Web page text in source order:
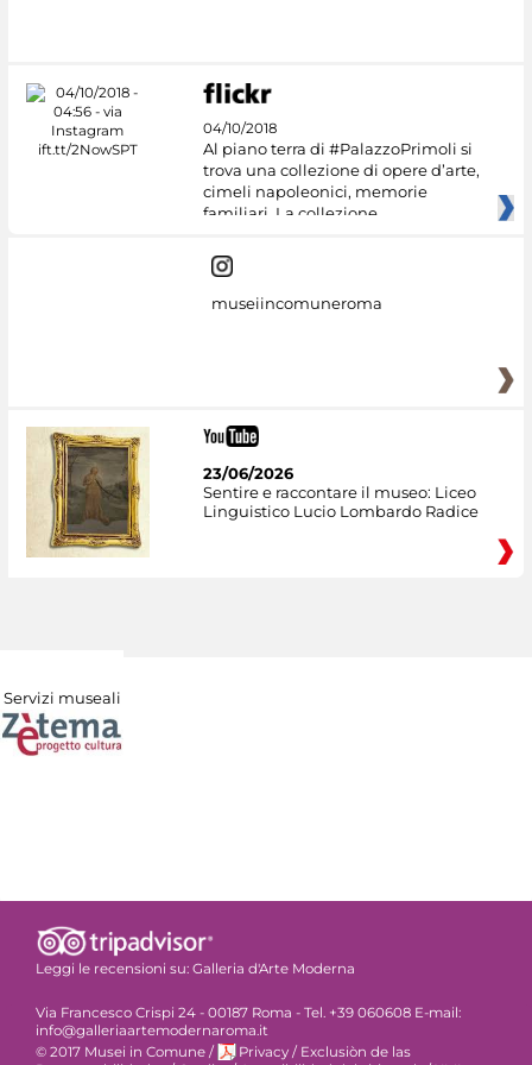
04/10/2018
Al piano terra di #PalazzoPrimoli si
trova una collezione di opere d’arte,
cimeli napoleonici, memorie
familiari. La collezione
museiincomuneroma
23/06/2026
Sentire e raccontare il museo: Liceo
Linguistico Lucio Lombardo Radice
Servizi museali
Leggi le recensioni su: Galleria d'Arte Moderna
Via Francesco Crispi 24 - 00187 Roma - Tel. +39 060608 E-mail:
info@galleriaartemodernaroma.it
© 2017 Musei in Comune / Privacy / Exclusiòn de las